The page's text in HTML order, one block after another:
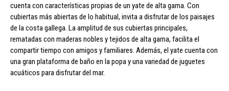
cuenta con características propias de un yate de alta gama. Con
cubiertas más abiertas de lo habitual, invita a disfrutar de los paisajes
de la costa gallega. La amplitud de sus cubiertas principales,
rematadas con maderas nobles y tejidos de alta gama, facilita el
compartir tiempo con amigos y familiares. Además, el yate cuenta con
una gran plataforma de baño en la popa y una variedad de juguetes
acuáticos para disfrutar del mar.